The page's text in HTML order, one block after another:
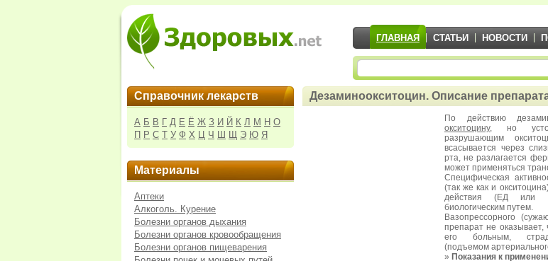
ГЛАВНАЯ СТАТЬИ НОВОСТИ
Справочник лекарств
А Б В Г Д Е Ё Ж З И Й К Л М Н О
П Р С Т У Ф Х Ц Ч Ш Щ Э Ю Я
Материалы
Аптеки
Алкоголь. Курение
Болезни органов дыхания
Болезни органов кровообращения
Болезни органов пищеварения
Дезаминоокситоцин. Описание
По действию
окситоцину, но
разрушающим
всасывается через
рта, не разлагается
может применяться
Специфическая
(так же как и
действия (ЕД или
биологическим путем.
Вазопрессорного
препарат не оказывает,
его больным,
(подъемом
» Показания к